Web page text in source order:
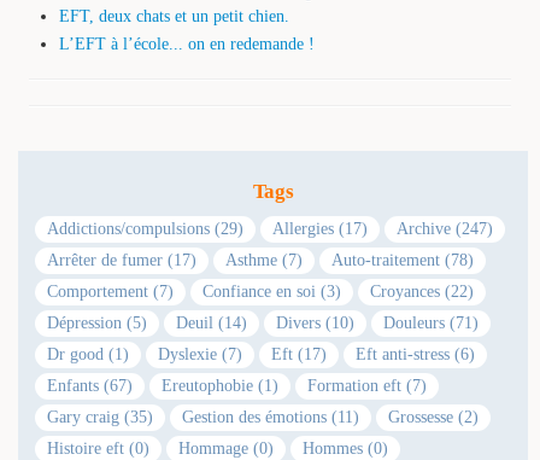
EFT, deux chats et un petit chien.
L’EFT à l’école... on en redemande !
Tags
Addictions/compulsions (29) Allergies (17)
Archive (247)
Arrêter de fumer (17)
Asthme (7)
Auto-traitement (78)
Comportement (7)
Confiance en soi (3)
Croyances (22)
Dépression (5)
Deuil (14) Divers (10)
Douleurs (71)
Dr good (1)
Dyslexie (7) Eft (17)
Eft anti-stress (6)
Enfants (67)
Ereutophobie (1)
Formation eft (7)
Gary craig (35)
Gestion des émotions (11)
Grossesse (2)
Histoire eft (0)
Hommage (0)
Hommes (0)